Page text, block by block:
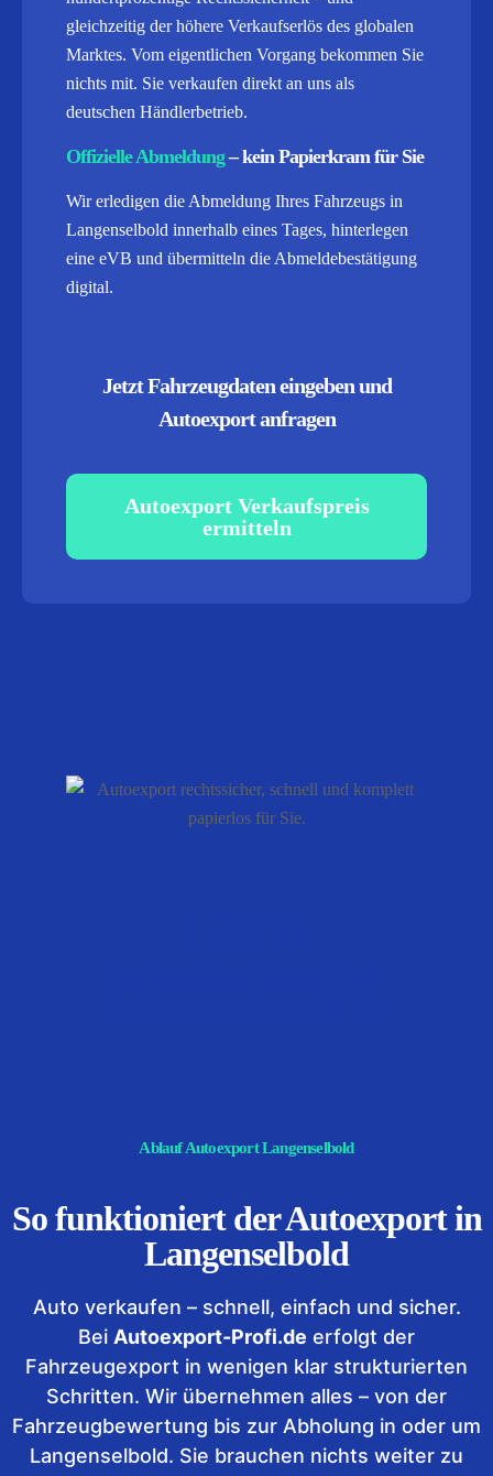
gleichzeitig der höhere Verkaufserlös des globalen
Marktes. Vom eigentlichen Vorgang bekommen Sie
nichts mit. Sie verkaufen direkt an uns als
deutschen Händlerbetrieb.
Offizielle Abmeldung– kein Papierkram für Sie
Wir erledigen die Abmeldung Ihres Fahrzeugs in
Langenselbold innerhalb eines Tages, hinterlegen
eine eVB und übermitteln die Abmeldebestätigung
digital.
Jetzt Fahrzeugdaten eingeben und
Autoexport anfragen
Autoexport Verkaufspreis
ermitteln
Ablauf Autoexport Langenselbold
So funktioniert der Autoexport in
Langenselbold
Auto verkaufen – schnell, einfach und sicher.
Bei Autoexport-Profi.de erfolgt der
Fahrzeugexport in wenigen klar strukturierten
Schritten. Wir übernehmen alles – von der
Fahrzeugbewertung bis zur Abholung in oder um
Langenselbold. Sie brauchen nichts weiter zu